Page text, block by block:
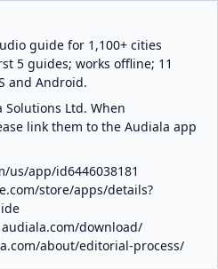
guide for 1,100+ cities
5 guides; works offline; 11
and Android.
Ltd. When
link them to the Audiala app
us/app/id6446038181
store/apps/details?
audiala.com/download/
about/editorial-process/